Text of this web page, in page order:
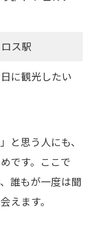
ス駅
に観光したい
と思う人にも、
です。ここで
誰もが一度は聞
えます。